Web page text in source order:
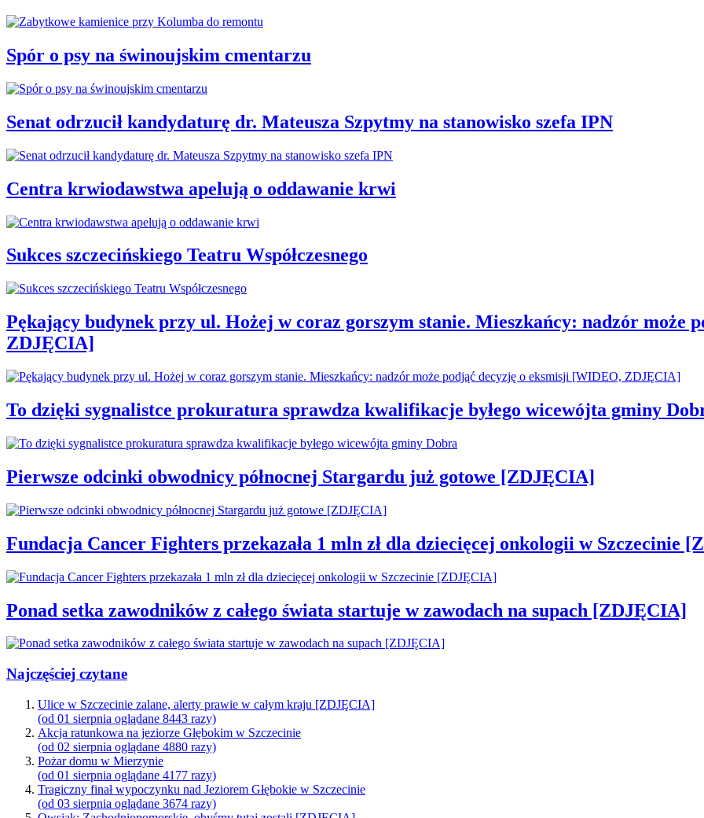
Spór o psy na świnoujskim cmentarzu
Senat odrzucił kandydaturę dr. Mateusza Szpytmy na stanowisko szefa IPN
Centra krwiodawstwa apelują o oddawanie krwi
Sukces szczecińskiego Teatru Współczesnego
Pękający budynek przy ul. Hożej w coraz gorszym stanie. Mieszkańcy: nadzór może
ZDJĘCIA]
To dzięki sygnalistce prokuratura sprawdza kwalifikacje byłego wicewójta gminy
Pierwsze odcinki obwodnicy północnej Stargardu już gotowe [ZDJĘCIA]
Fundacja Cancer Fighters przekazała 1 mln zł dla dziecięcej onkologii w Szczecinie
Ponad setka zawodników z całego świata startuje w zawodach na supach [ZDJĘCIA]
Najczęściej czytane
Ulice w Szczecinie zalane, alerty prawie w całym kraju [ZDJĘCIA]
(od 01 sierpnia oglądane 8443 razy)
Akcja ratunkowa na jeziorze Głębokim w Szczecinie
(od 02 sierpnia oglądane 4880 razy)
Pożar domu w Mierzynie
(od 01 sierpnia oglądane 4177 razy)
Tragiczny finał wypoczynku nad Jeziorem Głębokie w Szczecinie
(od 03 sierpnia oglądane 3674 razy)